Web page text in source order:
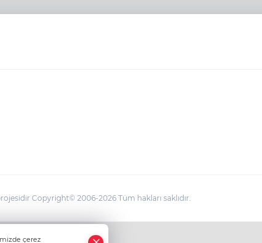
Copyright© 2006-2026 Tüm hakları saklıdır.
çerez